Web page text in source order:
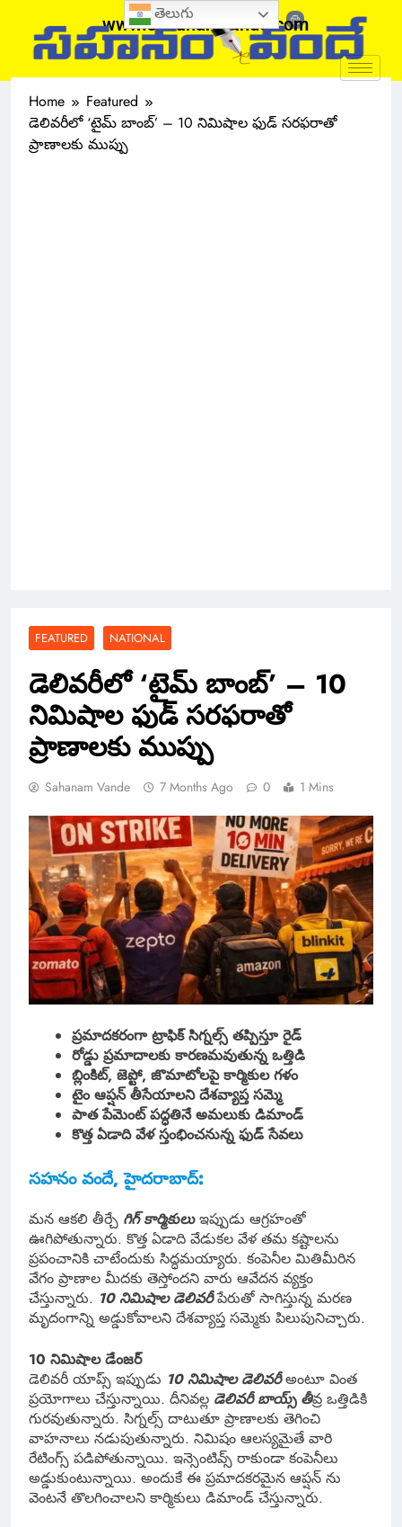
www.sahanamvande.com
Home
Featured
డెలివరీలో ‘టైమ్ బాంబ్’ – 10 నిమిషాల ఫుడ్ సరఫరాతో
ప్రాణాలకు ముప్పు
FEATURED NATIONAL
డెలివరీలో ‘టైమ్ బాంబ్’ – 10
నిమిషాల ఫుడ్ సరఫరాతో
ప్రాణాలకు ముప్పు
Sahanam Vande 7 Months Ago 0 1 Mins
ప్రమాదకరంగా ట్రాఫిక్ సిగ్నల్స్ తప్పిస్తూ రైడ్
రోడ్డు ప్రమాదాలకు కారణమవుతున్న ఒత్తిడి
బ్లింకిట్, జెప్టో, జొమాటోలపై కార్మికుల గళం
టైం ఆప్షన్ తీసేయాలని దేశవ్యాప్త సమ్మె
పాత పేమెంట్ పద్ధతినే అమలుకు డిమాండ్
కొత్త ఏడాది వేళ స్తంభించనున్న ఫుడ్ సేవలు
సహనం వందే, హైదరాబాద్:
మన ఆకలి తీర్చే గిగ్ కార్మికులుఇప్పుడు ఆగ్రహంతో
ఊగిపోతున్నారు. కొత్త ఏడాది వేడుకల వేళ తమ కష్టాలను
ప్రపంచానికి చాటేందుకు సిద్ధమయ్యారు. కంపెనీల మితిమీరిన
వేగం ప్రాణాల మీదకు తెస్తోందని వారు ఆవేదన వ్యక్తం
చేస్తున్నారు. 10 నిమిషాల డెలివరీపేరుతో సాగిస్తున్న మరణ
మృదంగాన్ని అడ్డుకోవాలని దేశవ్యాప్త సమ్మెకు పిలుపునిచ్చారు.
10 నిమిషాల డేంజర్
డెలివరీ యాప్స్ ఇప్పుడు 10 నిమిషాల డెలివరీఅంటూ వింత
ప్రయోగాలు చేస్తున్నాయి. దీనివల్ల డెలివరీ బాయ్స్ తీవ్ర ఒత్తిడికి
గురవుతున్నారు. సిగ్నల్స్ దాటుతూ ప్రాణాలకు తెగించి
వాహనాలు నడుపుతున్నారు. నిమిషం ఆలస్యమైతే వారి
రేటింగ్స్ పడిపోతున్నాయి. ఇన్సెంటివ్స్ రాకుండా కంపెనీలు
అడ్డుకుంటున్నాయి. అందుకే ఈ ప్రమాదకరమైన ఆప్షన్ ను
వెంటనే తొలగించాలని కార్మికులు డిమాండ్ చేస్తున్నారు.
తెలుగు